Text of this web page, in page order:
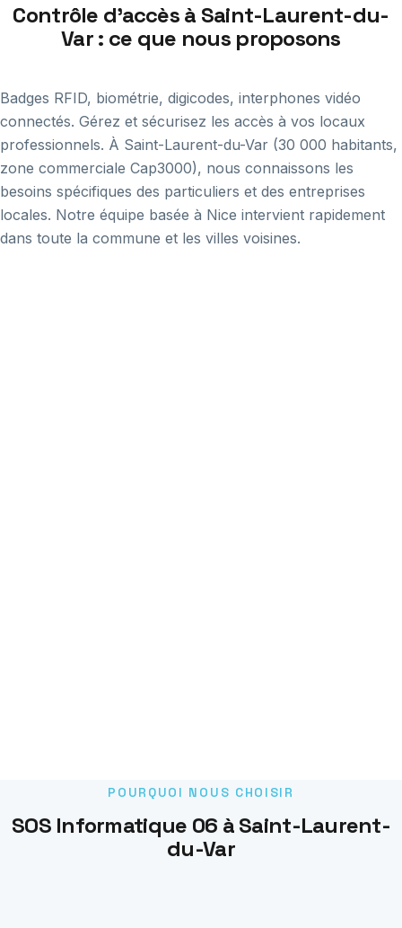
Contrôle d'accès à Saint-Laurent-du-
Var : ce que nous proposons
Badges RFID, biométrie, digicodes, interphones vidéo
connectés. Gérez et sécurisez les accès à vos locaux
professionnels. À Saint-Laurent-du-Var (30 000 habitants,
zone commerciale Cap3000), nous connaissons les
besoins spécifiques des particuliers et des entreprises
locales. Notre équipe basée à Nice intervient rapidement
dans toute la commune et les villes voisines.
POURQUOI NOUS CHOISIR
SOS Informatique 06 à Saint-Laurent-
du-Var